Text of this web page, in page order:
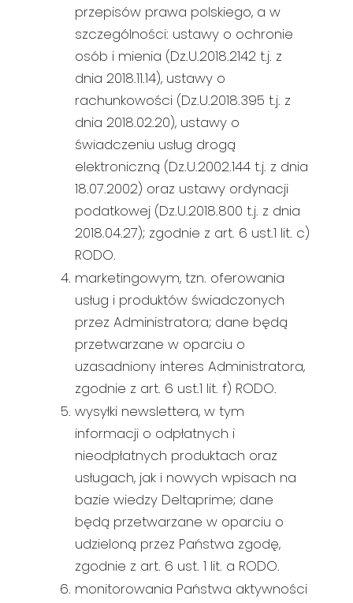
przepisów prawa polskiego, a w
szczególności: ustawy o ochronie
osób i mienia (Dz.U.2018.2142 t.j. z
dnia 2018.11.14), ustawy o
rachunkowości (Dz.U.2018.395 t.j. z
dnia 2018.02.20), ustawy o
świadczeniu usług drogą
elektroniczną (Dz.U.2002.144 t.j. z dnia
18.07.2002) oraz ustawy ordynacji
podatkowej (Dz.U.2018.800 t.j. z dnia
2018.04.27); zgodnie z art. 6 ust.1 lit. c)
RODO.
marketingowym, tzn. oferowania
usług i produktów świadczonych
przez Administratora; dane będą
przetwarzane w oparciu o
uzasadniony interes Administratora,
zgodnie z art. 6 ust.1 lit. f) RODO.
wysyłki newslettera, w tym
informacji o odpłatnych i
nieodpłatnych produktach oraz
usługach, jak i nowych wpisach na
bazie wiedzy Deltaprime; dane
będą przetwarzane w oparciu o
udzieloną przez Państwa zgodę,
zgodnie z art. 6 ust. 1 lit. a RODO.
monitorowania Państwa aktywności